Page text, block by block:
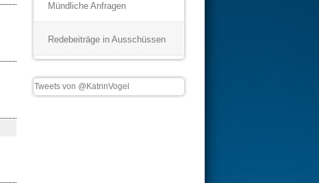
Mündliche Anfragen
Redebeiträge in Ausschüssen
Tweets von @KatrinVogel